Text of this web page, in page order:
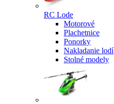
RC Lode
Motorové
Plachetnice
Ponorky
Nakladanie lodí
Stolné modely